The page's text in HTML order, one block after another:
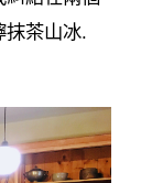
抹茶山冰.